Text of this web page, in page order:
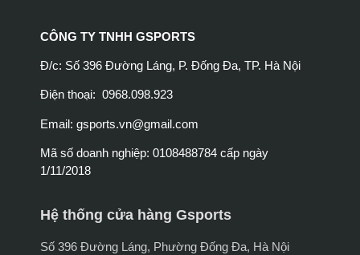
CÔNG TY TNHH GSPORTS
Đ/c: Số 396 Đường Láng, P. Đống Đa, TP. Hà Nội
Điện thoại: 0968.098.923
Email: gsports.vn@gmail.com
Mã số doanh nghiệp: 0108488784 cấp ngày
1/11/2018
Hệ thống cửa hàng Gsports
Số 396 Đường Láng, Phường Đống Đa, Hà Nội